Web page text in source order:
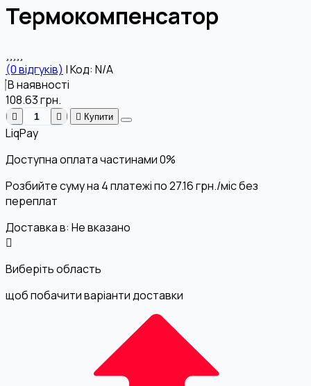
Термокомпенсатор
(0 відгуків) |Код: N/A
В наявності
108.63грн.
Купити
LiqPay
Доступна оплата частинами0%
Розбийте суму на 4 платежі по27.16грн./міс без
переплат
Доставка в: Не вказано
Виберіть область
щоб побачити варіанти доставки